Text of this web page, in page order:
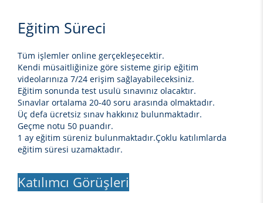
Eğitim Süreci
Tüm işlemler online gerçekleşecektir.
Kendi müsaitliğinize göre sisteme girip eğitim
videolarınıza 7/24 erişim sağlayabileceksiniz.
Eğitim sonunda test usulü sınavınız olacaktır.
Sınavlar ortalama 20-40 soru arasında olmaktadır.
Üç defa ücretsiz sınav hakkınız bulunmaktadır.
Geçme notu 50 puandır.
1 ay eğitim süreniz bulunmaktadır.Çoklu katılımlarda
eğitim süresi uzamaktadır.
Katılımcı Görüşleri